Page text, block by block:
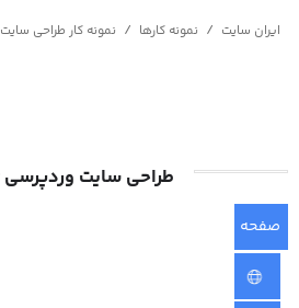
ایران سایت / نمونه کارها / نمونه کار طراحی سایت
طراحی سایت وردپرسی enpower
صفحه
اصلی